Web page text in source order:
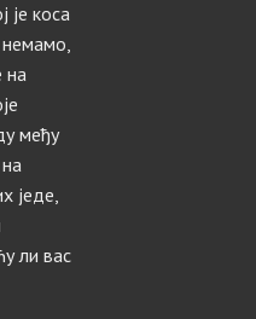
је коса
немамо,
на
међу
једе,
ли вас